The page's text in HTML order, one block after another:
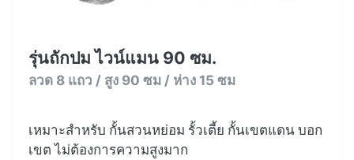
รุ่นถักปม ไวน์แมน 90 ซม.
ลวด 8 แถว / สูง 90 ซม / ห่าง 15 ซม
เหมาะสำหรับ กั้นสวนหย่อม รั้วเตี้ย กั้นเขตแดน บอก
เขต ไม่ต้องการความสูงมาก